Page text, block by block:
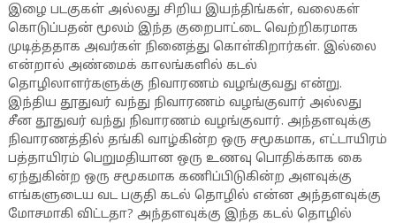
இழை படகுகள் அல்லது சிறிய இயந்திங்கள், வலைகள்
கொடுப்பதன் மூலம் இந்த குறைபாட்டை வெற்றிகரமாக
முடித்ததாக அவர்கள் நினைத்து கொள்கிறார்கள். இல்லை
என்றால் அண்மைக் காலங்களில் கடல்
தொழிலாளர்களுக்கு நிவாரணம் வழங்குவது என்று.
இந்திய தூதுவர் வந்து நிவாரணம் வழங்குவார் அல்லது
சீன தூதுவர் வந்து நிவாரணம் வழங்குவார். அந்தளவுக்கு
நிவாரணத்தில் தங்கி வாழ்கின்ற ஒரு சமூகமாக, எட்டாயிரம்
பத்தாயிரம் பெறுமதியான ஒரு உணவு பொதிக்காக கை
ஏந்துகின்ற ஒரு சமூகமாக கணிப்பிடுகின்ற அளவுக்கு
எங்களுடைய வட பகுதி கடல் தொழில் என்ன அந்தளவுக்கு
மோசமாகி விட்டதா? அந்தளவுக்கு இந்த கடல் தொழில்